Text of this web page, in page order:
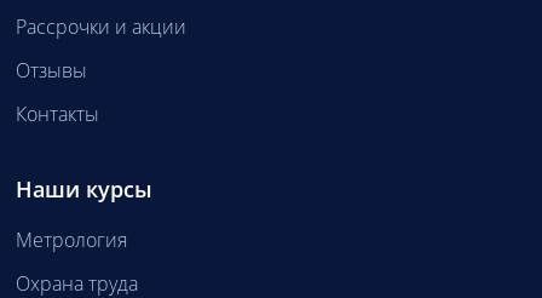
Рассрочки и акции
Отзывы
Контакты
Наши курсы
Метрология
Охрана труда